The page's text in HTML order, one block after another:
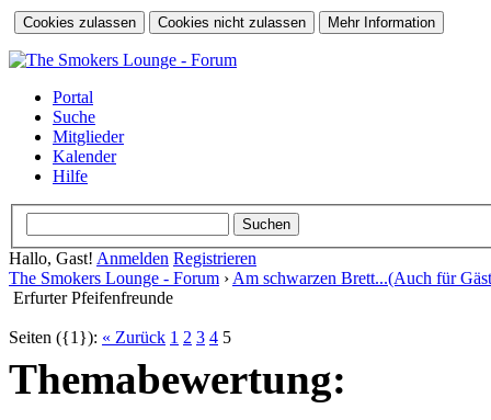
Portal
Suche
Mitglieder
Kalender
Hilfe
Hallo, Gast! Anmelden Registrieren
The Smokers Lounge - Forum › Am schwarzen Brett...(Auch für
Erfurter Pfeifenfreunde
Seiten ({1}): « Zurück 1 2 3 4 5
Themabewertung: